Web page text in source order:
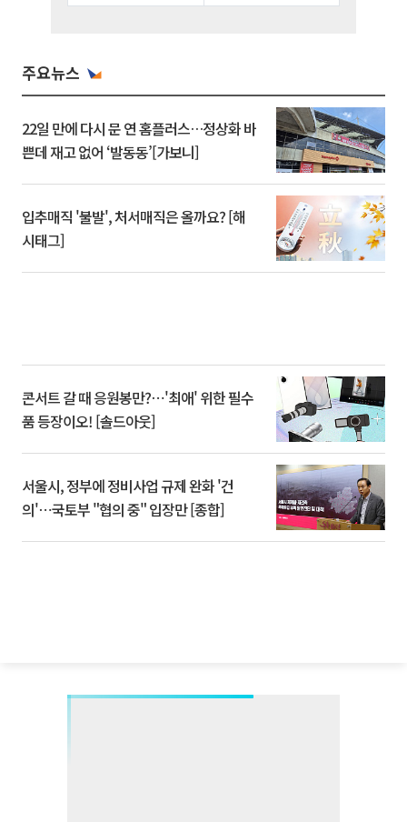
주요뉴스
22일 만에 다시 문 연 홈플러스…정상화 바
쁜데 재고 없어 ‘발동동’[가보니]
입추매직 '불발', 처서매직은 올까요? [해
시태그]
콘서트 갈 때 응원봉만?⋯'최애' 위한 필수
품 등장이오! [솔드아웃]
서울시, 정부에 정비사업 규제 완화 '건
의'⋯국토부 "협의 중" 입장만 [종합]